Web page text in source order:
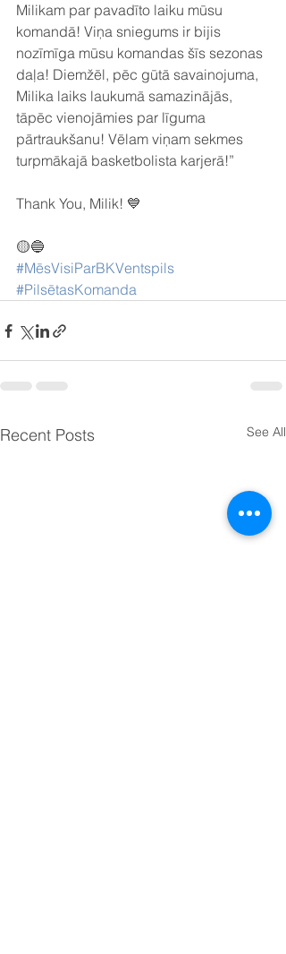
Milikam par pavadīto laiku mūsu
komandā! Viņa sniegums ir bijis
nozīmīga mūsu komandas šīs sezonas
daļa! Diemžēl, pēc gūtā savainojuma,
Milika laiks laukumā samazinājās,
tāpēc vienojāmies par līguma
pārtraukšanu! Vēlam viņam sekmes
turpmākajā basketbolista karjerā!”
Thank You, Milik! 💙
🟡🔵
#MēsVisiParBKVentspils
#PilsētasKomanda
Recent Posts See All